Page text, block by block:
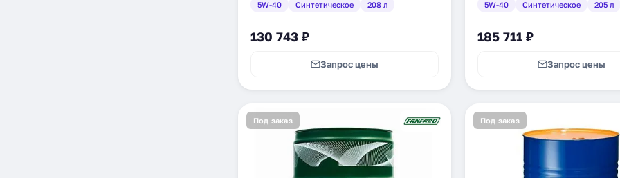
5W-40 Синтетическое 208 л
130 743 ₽
Запрос цены
5W-40 Синтетическое 205 л
185 711 ₽
Запрос цены
Под заказ Под заказ